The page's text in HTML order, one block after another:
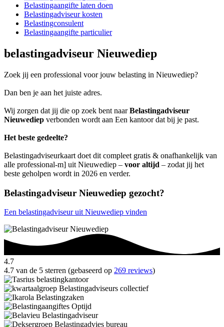
Belastingaangifte laten doen
Belastingadviseur kosten
Belastingconsulent
Belastingaangifte particulier
belastingadviseur Nieuwediep
Zoek jij een professional voor jouw belasting in Nieuwediep?
Dan ben je aan het juiste adres.
Wij zorgen dat jij die op zoek bent naarBelastingadviseur
Nieuwediep verbonden wordt aan Een kantoor dat bij je past.
Het beste gedeelte?
Belastingadviseurkaart doet dit compleet gratis & onafhankelijk van
alle professional-m] uit Nieuwediep – voor altijd – zodat jij het
beste geholpen wordt in 2026 en verder.
Belastingadviseur Nieuwediep gezocht?
Een belastingadviseur uit Nieuwediep vinden
4.7
4.7 van de 5 sterren (gebaseerd op 269 reviews)